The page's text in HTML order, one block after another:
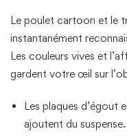
Le poulet cartoon et le
instantanément
Les couleurs vives et
gardent votre œil sur
Les plaques d’égout
ajoutent du suspense.